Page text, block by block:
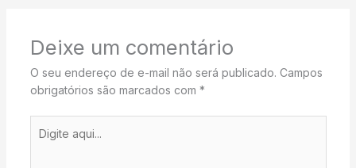
Deixe um comentário
O seu endereço de e-mail não será publicado. Campos
obrigatórios são marcados com *
aqui...